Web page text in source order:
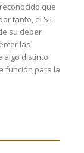
que
tanto, el SII
su deber
las
algo distinto
función para la